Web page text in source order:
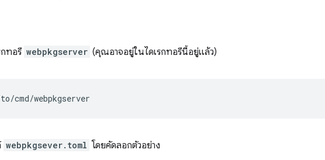
กทอรี webpkgserver (คุณอาจอยู่ในไดเรกทอรีนี้อยู่แล้ว)
webpkgsever.toml โดยคัดลอกตัวอย่าง